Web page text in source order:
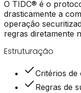
O TIDC® é o
drasticamente a
operação
regras diretamente
Estruturação
Critérios de
Regras de